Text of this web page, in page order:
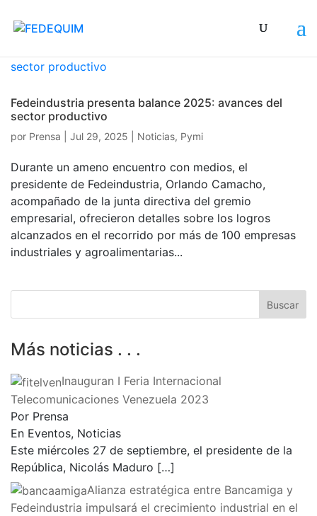
Fedeindustria presenta balance 2025: avances del
sector productivo
por Prensa Jul 29, 2025 Noticias, Pymi
Durante un ameno encuentro con medios, el
presidente de Fedeindustria, Orlando Camacho,
acompañado de la junta directiva del gremio
empresarial, ofrecieron detalles sobre los logros
alcanzados en el recorrido por más de 100 empresas
industriales y agroalimentarias...
Más noticias . . .
Inauguran I Feria Internacional
Telecomunicaciones Venezuela 2023
Por Prensa
En Eventos, Noticias
Este miércoles 27 de septiembre, el presidente de la
República, Nicolás Maduro […]
Alianza estratégica entre Bancamiga y
Fedeindustria impulsará el crecimiento industrial en el